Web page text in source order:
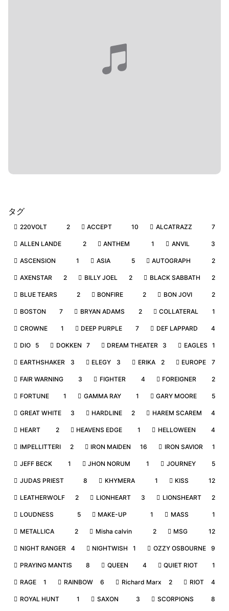
タグ
220VOLT 2 ACCEPT 10 ALCATRAZZ 7
ALLEN LANDE 2 ANTHEM 1 ANVIL 3
ASCENSION 1 ASIA 5 AUTOGRAPH 2
AXENSTAR 2 BILLY JOEL 2 BLACK SABBATH 2
BLUE TEARS 2 BONFIRE 2 BON JOVI 2
BOSTON 7 BRYAN ADAMS 2 COLLATERAL 1
CROWNE 1 DEEP PURPLE 7 DEF LAPPARD 4
DIO 5 DOKKEN 7 DREAM THEATER 3 EAGLES 1
EARTHSHAKER 3 ELEGY 3 ERIKA 2 EUROPE 7
FAIR WARNING 3 FIGHTER 4 FOREIGNER 2
FORTUNE 1 GAMMA RAY 1 GARY MOORE 5
GREAT WHITE 3 HARDLINE 2 HAREM SCAREM 4
HEART 2 HEAVENS EDGE 1 HELLOWEEN 4
IMPELLITTERI 2 IRON MAIDEN 16 IRON SAVIOR 1
JEFF BECK 1 JHON NORUM 1 JOURNEY 5
JUDAS PRIEST 8 KHYMERA 1 KISS 12
LEATHERWOLF 2 LIONHEART 3 LIONSHEART 2
LOUDNESS 5 MAKE-UP 1 MASS 1
METALLICA 2 Misha calvin 2 MSG 12
NIGHT RANGER 4 NIGHTWISH 1 OZZY OSBOURNE 9
PRAYING MANTIS 8 QUEEN 4 QUIET RIOT 1
RAGE 1 RAINBOW 6 Richard Marx 2 RIOT 4
ROYAL HUNT 1 SAXON 3 SCORPIONS 8